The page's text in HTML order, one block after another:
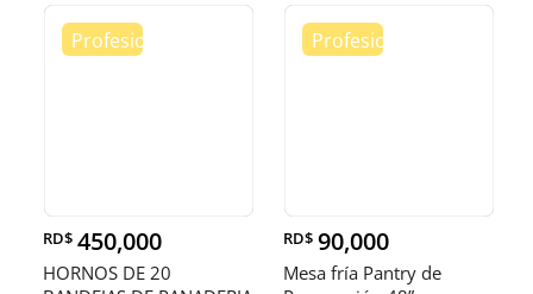
RD$ 450,000
HORNOS DE 20
RD$ 90,000
Mesa fría Pantry de